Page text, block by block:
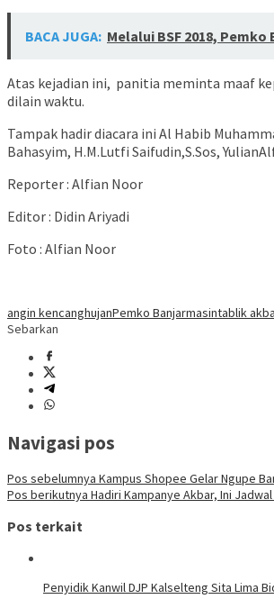
BACA JUGA: Melalui BSF 2018,
Atas kejadian ini, panitia meminta maaf
dilain waktu.
Tampak hadir diacara ini Al Habib
Bahasyim, H.M.Lutfi Saifudin,S.Sos,
Reporter : Alfian Noor
Editor : Didin Ariyadi
Foto : Alfian Noor
angin kencanghujanPemko Banjarmasintablik
Sebarkan
Navigasi pos
Pos sebelumnya Kampus Shopee Gelar Ngupe
Pos berikutnya Hadiri Kampanye Akbar, Ini
Pos terkait
Penyidik Kanwil DJP Kalselteng Sita Lima